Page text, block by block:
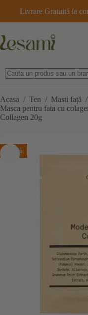
conținut
Livrare Gratuită la
Acasa / Ten / Masti față /
Masca pentru fata cu
Collagen 20g
-15%